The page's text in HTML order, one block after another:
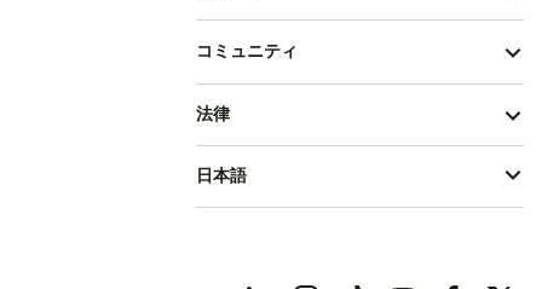
コミュニティ
法律
日本語